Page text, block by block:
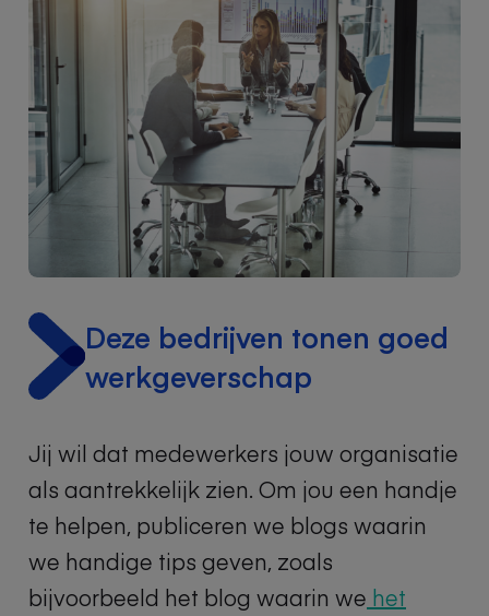
Deze bedrijven tonen goed
werkgeverschap
Jij wil dat medewerkers jouw organisatie
als aantrekkelijk zien. Om jou een handje
te helpen, publiceren we blogs waarin
we handige tips geven, zoals
bijvoorbeeld het blog waarin we het